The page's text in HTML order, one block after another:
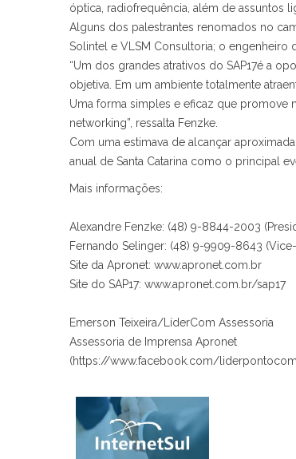
óptica, radiofrequência, além de assuntos
Alguns dos palestrantes renomados no
Solintel e VLSM Consultoria; o engenheiro
“Um dos grandes atrativos do SAP17é a
objetiva. Em um ambiente totalmente
Uma forma simples e eficaz que promove
networking”, ressalta Fenzke.
Com uma estimava de alcançar
anual de Santa Catarina como o principal
Mais informações:
Alexandre Fenzke: (48) 9-8844-2003
Fernando Selinger: (48) 9-9909-8643
Site da Apronet: www.apronet.com.br
Site do SAP17: www.apronet.com.br/sap17
Emerson Teixeira/LíderCom Assessoria
Assessoria de Imprensa Apronet
(https://www.facebook.com/